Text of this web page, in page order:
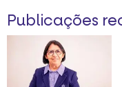
Publicações